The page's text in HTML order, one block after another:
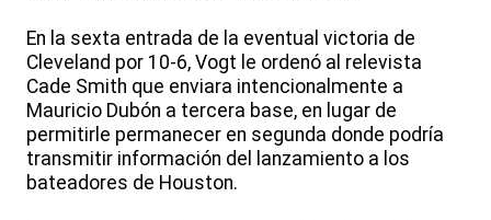
En la sexta entrada de la eventual victoria de
Cleveland por 10-6, Vogt le ordenó al relevista
Cade Smith que enviara intencionalmente a
Mauricio Dubón a tercera base, en lugar de
permitirle permanecer en segunda donde podría
transmitir información del lanzamiento a los
bateadores de Houston.